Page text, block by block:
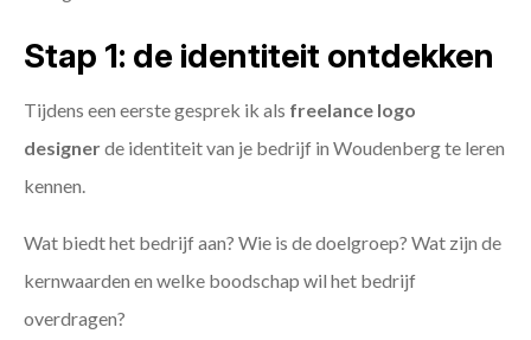
Stap 1: de identiteit ontdekken
Tijdens een eerste gesprek ik als freelance logo
designerde identiteit van je bedrijf in Woudenberg te leren
kennen.
Wat biedt het bedrijf aan? Wie is de doelgroep? Wat zijn de
kernwaarden en welke boodschap wil het bedrijf
overdragen?